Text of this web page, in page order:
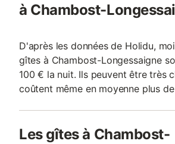
à Chambost-
D'après les données de Holidu,
gîtes à Chambost-Longessaigne
100 € la nuit. Ils peuvent être très
coûtent même en moyenne plus
Les gîtes à Chambost-